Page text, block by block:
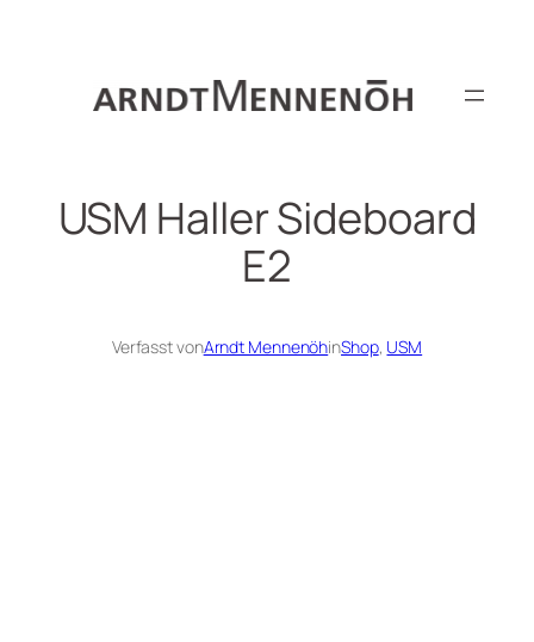
USM Haller Sideboard
E2
Verfasst vonArndt MennenöhinShop, USM